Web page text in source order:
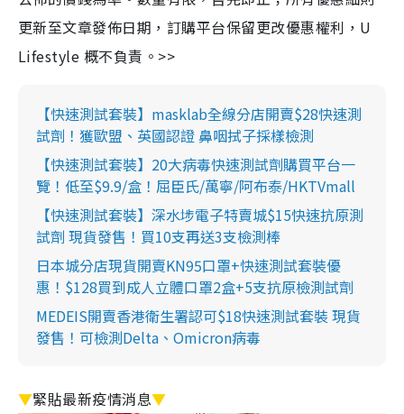
更新至文章發佈日期，訂購平台保留更改優惠權利，U
Lifestyle 概不負責。>>
【快速測試套裝】masklab全線分店開賣$28快速測
試劑！獲歐盟、英國認證 鼻咽拭子採樣檢測
【快速測試套裝】20大病毒快速測試劑購買平台一
覽！低至$9.9/盒！屈臣氏/萬寧/阿布泰/HKTVmall
【快速測試套裝】深水埗電子特賣城$15快速抗原測
試劑 現貨發售！買10支再送3支檢測棒
日本城分店現貨開賣KN95口罩+快速測試套裝優
惠！$128買到成人立體口罩2盒+5支抗原檢測試劑
MEDEIS開賣香港衛生署認可$18快速測試套裝 現貨
發售！可檢測Delta、Omicron病毒
▼緊貼最新疫情消息▼